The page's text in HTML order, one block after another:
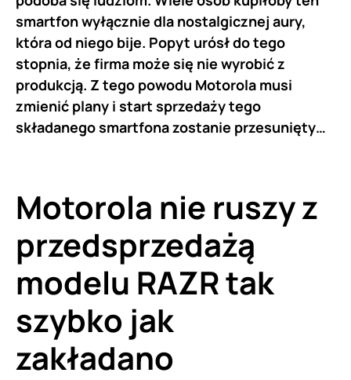
smartfon wyłącznie dla nostalgicznej aury,
która od niego bije. Popyt urósł do tego
stopnia, że firma może się nie wyrobić z
produkcją. Z tego powodu Motorola musi
zmienić plany i start sprzedaży tego
składanego smartfona zostanie przesunięty…
Motorola nie ruszy z
przedsprzedażą
modelu RAZR tak
szybko jak
zakładano